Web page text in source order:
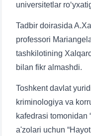
Name and
universitetlar
Tadbir doirasida
professori
tashkilotining
bilan fikr almashdi.
Toshkent davlat
kriminologiya va
kafedrasi tomonidan
a'zolari uchun